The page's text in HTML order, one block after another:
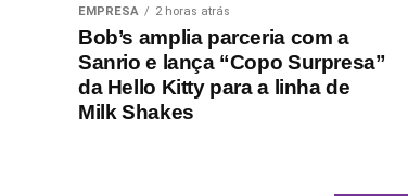
EMPRESA 2 horas atrás
Bob’s amplia parceria com a
Sanrio e lança “Copo Surpresa”
da Hello Kitty para a linha de
Milk Shakes